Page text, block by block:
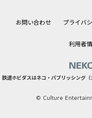
お問い合わせ プライバ
利用者
鉄道ホビダスはネコ・パブリッシング
© Culture